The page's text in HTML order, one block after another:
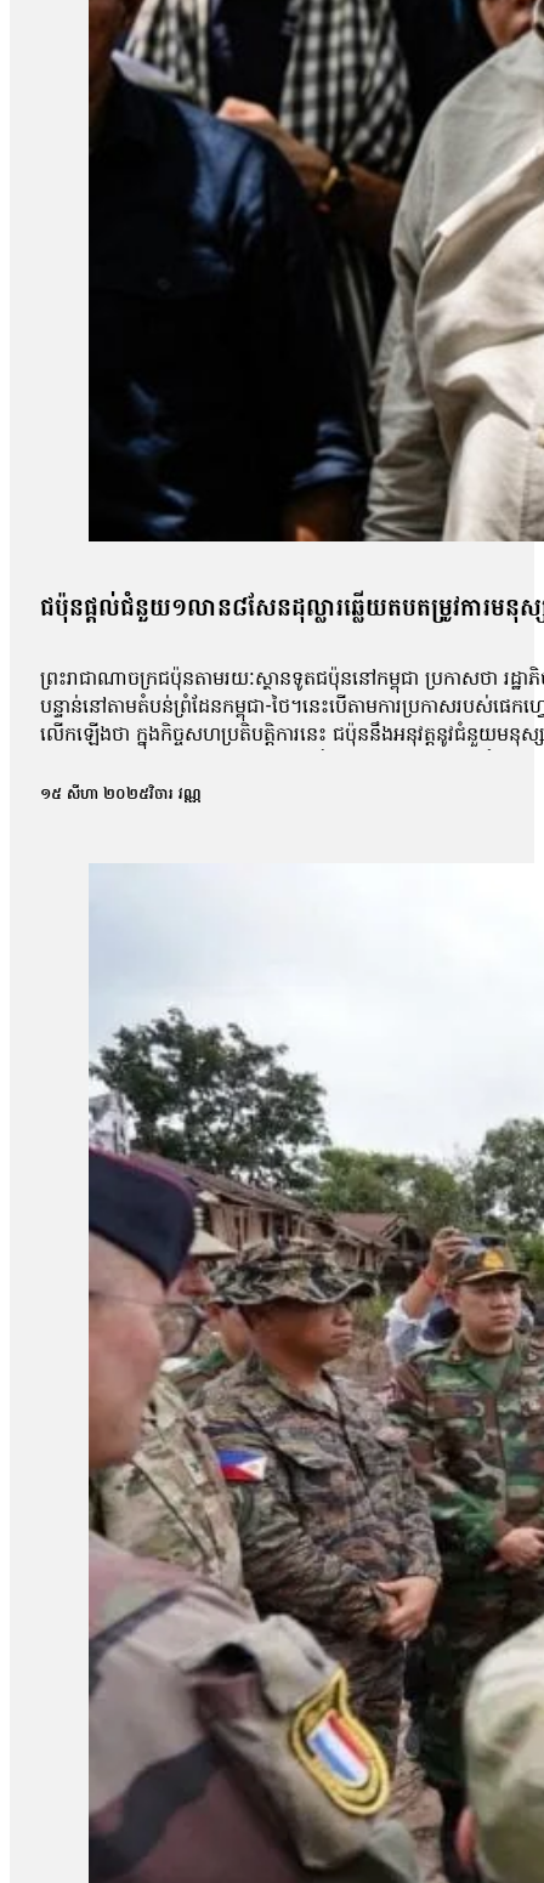
ជប៉ុន​ផ្ដល់​ជំនួយ​១លាន​៨សែន​ដុល្លារ​ឆ្លើយតប​តម្រូវការ​មនុ
ព្រះរាជាណាចក្រជប៉ុនតាមរយៈស្ថានទូតជប៉ុននៅកម្ពុជា ប្រកាសថា រ
បន្ទាន់នៅតាមតំបន់ព្រំដែនកម្ពុជា-ថៃ។នេះបើតាមការប្រកាសរបស់
លើកឡើងថា ក្នុងកិច្ចសហប្រតិបត្តិការនេះ ជប៉ុននឹងអនុវត្តនូវជំនួយមនុស្ស
ដើម្បីកាត់បន្ថយការលំបាករបស់អ្នកដែលរងគ្រោះ។ លោក អ៊ូអិណុ អាត់
គេហទំព័រសារព័ត៌មាន cambodianess.comកាលពីថ្ងៃទី១២ខែសីហ
20 ភាគរយនៃជំនួយអភិវឌ្ឍន៍ផ្លូវការសរុប (ODA) ដែលកម្ពុជាទទួល
១៥ សីហា ២០២៥វិចារ វណ្ណ